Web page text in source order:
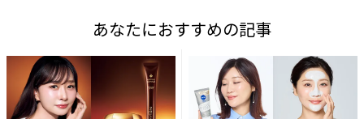
あなたにおすすめの記事